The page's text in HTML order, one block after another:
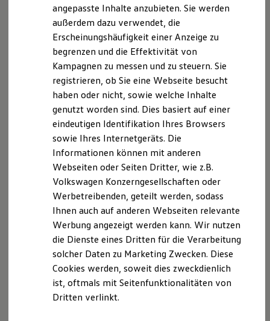
Software und Konnektivität
Die ID. Software 6
ID. Software Versionen und Updates
Digitale Extras
Schnittstellen zu Ihrem ID.
Hybridautos
Marke und Erlebnis
Volkswagen R und R Experience
R-Modelle
R Experience
Driving Experience
Volkswagen entdecken
Werkbesichtigung
Lifestyle Shop
T-Roc Kollektion
Golf Kollektion
ID. Kollektion
Volkswagen Kollektion
R-Kollektion
GTI Kollektion
Fußball Drop
we drive football
#wedriveproud
Besitzer und Service
Software Updates
Service und Ersatzteile
Streitbeilegungsverfahren vor einer
Verbraucherschlichtungsstelle weder bereit noch dazu
verpflichtet.
Datenschutzerklärung
A. Verantwortlicher
Wir freuen uns, dass Sie unsere Webseite der
Autohaus Hartmann GmbH, Bayreuther Straße 38,
91322 Gräfenberg, info@autohaus-hartmann.net
besuchen. Im Folgenden informieren wir Sie über die
Verarbeitung Ihrer personenbezogenen Daten durch
uns im Zusammenhang mit Ihrem Besuch unserer
Webseite.
B. Verarbeitung Ihrer personenbezogenen Daten
Unsere Webseite bietet Ihnen verschiedene
Angebote, die wir Ihnen in Bezug auf dabei durch uns
angepasste Inhalte anzubieten. Sie werden
außerdem dazu verwendet, die
Erscheinungshäufigkeit einer Anzeige zu
begrenzen und die Effektivität von
Kampagnen zu messen und zu steuern. Sie
registrieren, ob Sie eine Webseite besucht
haben oder nicht, sowie welche Inhalte
genutzt worden sind. Dies basiert auf einer
eindeutigen Identifikation Ihres Browsers
sowie Ihres Internetgeräts. Die
Informationen können mit anderen
Webseiten oder Seiten Dritter, wie z.B.
Volkswagen Konzerngesellschaften oder
Werbetreibenden, geteilt werden, sodass
Ihnen auch auf anderen Webseiten relevante
Werbung angezeigt werden kann. Wir nutzen
die Dienste eines Dritten für die Verarbeitung
solcher Daten zu Marketing Zwecken. Diese
Cookies werden, soweit dies zweckdienlich
ist, oftmals mit Seitenfunktionalitäten von
Dritten verlinkt.